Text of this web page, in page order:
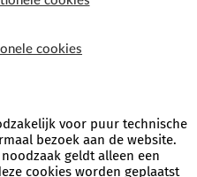
Je eerste keer op de
cookies
voor puur technische
bezoek aan de website.
geldt alleen een
cookies worden geplaatst